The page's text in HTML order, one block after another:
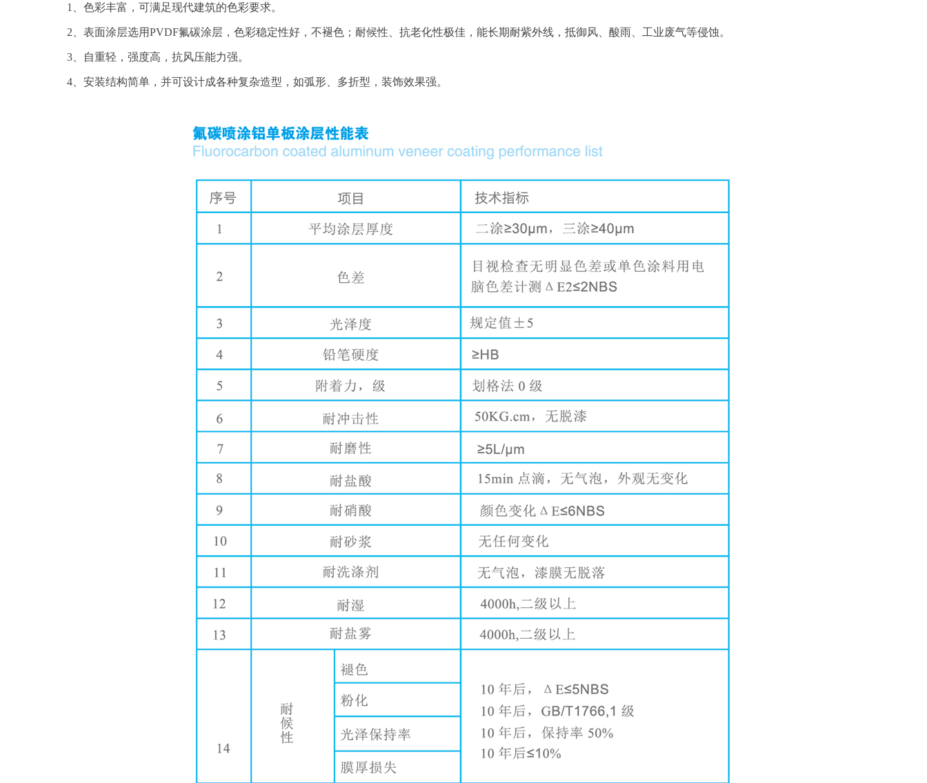
1、色彩丰富，可满足现代建筑的色彩要求。
2、表面涂层选用PVDF氟碳涂层，色彩稳定性好，不褪色；耐候性、抗老化性极佳，能长期耐紫外线，抵御风、酸雨、工业废气等侵蚀。
3、自重轻，强度高，抗风压能力强。
4、安装结构简单，并可设计成各种复杂造型，如弧形、多折型，装饰效果强。